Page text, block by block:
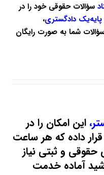
سؤالات حقوقی خود را در
دادگستری،
شما به صورت رایگان
این امکان را در
داده که هر ساعت
حقوقی و ثبتی نیاز
آماده خدمت